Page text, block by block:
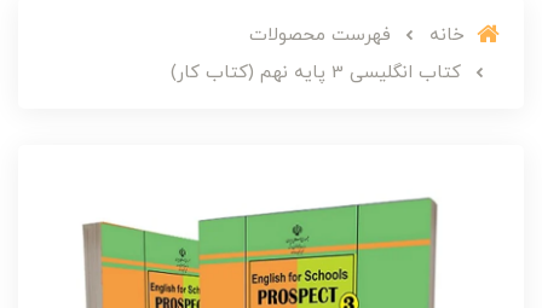
خانه
فهرست محصولات
کتاب انگلیسی 3 پایه نهم (کتاب کار)